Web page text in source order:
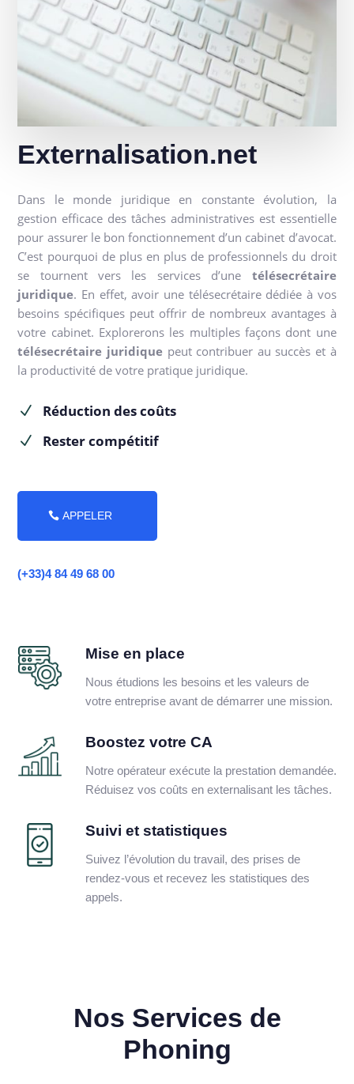
Externalisation.net
Dans le monde juridique en constante évolution, la
gestion efficace des tâches administratives est essentielle
pour assurer le bon fonctionnement d’un cabinet d’avocat.
C’est pourquoi de plus en plus de professionnels du droit
se tournent vers les services d’une télésecrétaire
juridique. En effet, avoir une télésecrétaire dédiée à vos
besoins spécifiques peut offrir de nombreux avantages à
votre cabinet. Explorerons les multiples façons dont une
télésecrétaire juridique peut contribuer au succès et à
la productivité de votre pratique juridique.
N Réduction des coûts
N Rester compétitif
APPELER
(+33)4 84 49 68 00
Mise en place
Nous étudions les besoins et les valeurs de
votre entreprise avant de démarrer une mission.
Boostez votre CA
Notre opérateur exécute la prestation demandée.
Réduisez vos coûts en externalisant les tâches.
Suivi et statistiques
Suivez l’évolution du travail, des prises de
rendez-vous et recevez les statistiques des
appels.
Nos Services de
Phoning